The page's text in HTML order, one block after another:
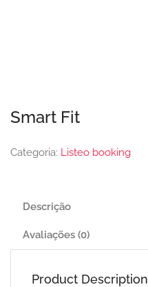
Smart Fit
Categoria: Listeo booking
Descrição
Avaliações (0)
Product Description